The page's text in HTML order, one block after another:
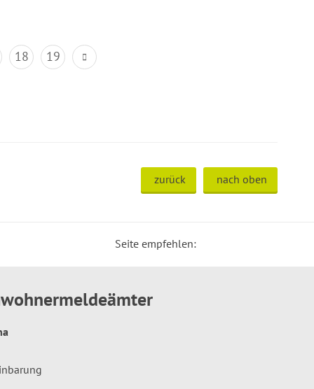
18 19
zurück nach oben
Seite empfehlen: